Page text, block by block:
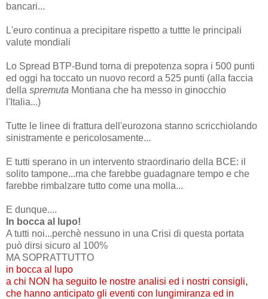
bancari...
L'euro continua a precipitare rispetto a tuttte le principali
valute mondiali
Lo Spread BTP-Bund torna di prepotenza sopra i 500 punti
ed oggi ha toccato un nuovo record a 525 punti (alla faccia
della spremuta Montiana che ha messo in ginocchio
l'Italia...)
Tutte le linee di frattura dell'eurozona stanno scricchiolando
sinistramente e pericolosamente...
E tutti sperano in un intervento straordinario della BCE: il
solito tampone...ma che farebbe guadagnare tempo e che
farebbe rimbalzare tutto come una molla...
E dunque....
In bocca al lupo!
A tutti noi...perchè nessuno in una Crisi di questa portata
può dirsi sicuro al 100%
MA SOPRATTUTTO
in bocca al lupo
a chi NON ha seguito le nostre analisi ed i nostri consigli,
che hanno anticipato gli eventi con lungimiranza ed in